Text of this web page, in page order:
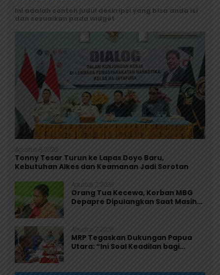
Ini adalah contoh judul deskripsi yang bisa anda isi
dan sesuaikan pada widget
Agustus 8, 2026
Tonny Tesar Turun ke Lapas Doyo Baru,
Kebutuhan Alkes dan Keamanan Jadi Sorotan
Agustus 7, 2026
Orang Tua Kecewa, Korban MBG
Depapre Dipulangkan Saat Masih
Agustus 7, 2026
MRP Tegaskan Dukungan Papua
Utara: “Ini Soal Keadilan bagi